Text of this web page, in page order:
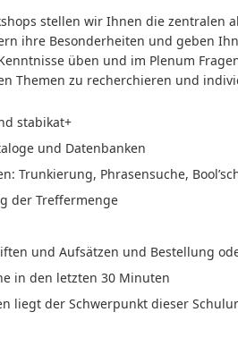
stellen wir Ihnen die zentralen
ihre Besonderheiten und geben
üben und im Plenum
Themen zu recherchieren und
stabikat+
und Datenbanken
Trunkierung, Phrasensuche,
der Treffermenge
und Aufsätzen und Bestellung
in den letzten 30 Minuten
liegt der Schwerpunkt dieser